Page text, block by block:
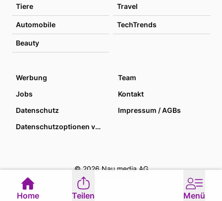
Tiere Travel
Automobile TechTrends
Beauty
Werbung
Team
Jobs
Kontakt
Datenschutz
Impressum / AGBs
Datenschutzoptionen verwalten
© 2026 Nau media AG
Home Teilen Menü